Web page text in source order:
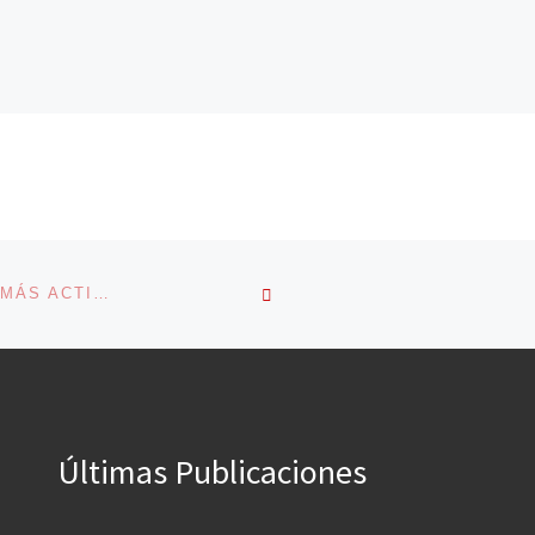
JAPAN WEEKEND REGRESA CON MÁS CONTENIDO, MÁS ACTIVIDADES Y MÁS INVITADOS
Últimas Publicaciones